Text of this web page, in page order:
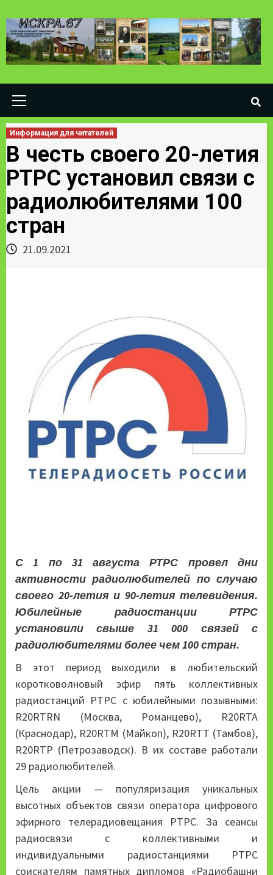
to
content
Информация для читателей
В честь своего 20-летия
РТРС установил связи с
радиолюбителями 100
стран
21.09.2021
С 1 по 31 августа РТРС провел дни
активности радиолюбителей по случаю
своего 20-летия и 90-летия телевидения.
Юбилейные радиостанции РТРС
установили свыше 31 000 связей с
радиолюбителями более чем 100 стран.
В этот период выходили в любительский
коротковолновый эфир пять коллективных
радиостанций РТРС с юбилейными позывными:
R20RTRN (Москва, Романцево), R20RTA
(Краснодар), R20RTM (Майкоп), R20RTT (Тамбов),
R20RTP (Петрозаводск). В их составе работали
29 радиолюбителей.
Цель акции — популяризация уникальных
высотных объектов связи оператора цифрового
эфирного телерадиовещания РТРС. За сеансы
радиосвязи с коллективными и
индивидуальными радиостанциями РТРС
соискателям памятных дипломов «Радиобашни